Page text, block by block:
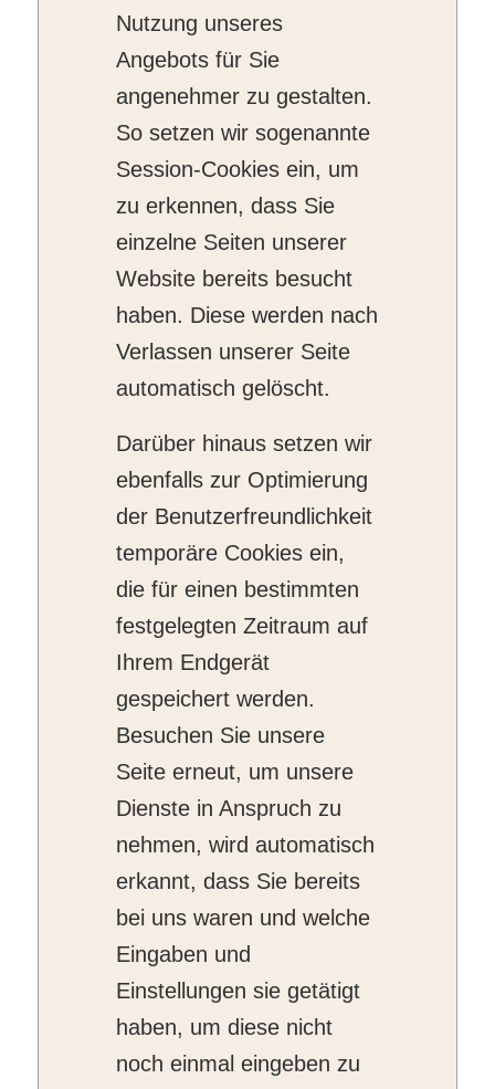
Nutzung unseres
Angebots für Sie
angenehmer zu gestalten.
So setzen wir sogenannte
Session-Cookies ein, um
zu erkennen, dass Sie
einzelne Seiten unserer
Website bereits besucht
haben. Diese werden nach
Verlassen unserer Seite
automatisch gelöscht.
Darüber hinaus setzen wir
ebenfalls zur Optimierung
der Benutzerfreundlichkeit
temporäre Cookies ein,
die für einen bestimmten
festgelegten Zeitraum auf
Ihrem Endgerät
gespeichert werden.
Besuchen Sie unsere
Seite erneut, um unsere
Dienste in Anspruch zu
nehmen, wird automatisch
erkannt, dass Sie bereits
bei uns waren und welche
Eingaben und
Einstellungen sie getätigt
haben, um diese nicht
noch einmal eingeben zu